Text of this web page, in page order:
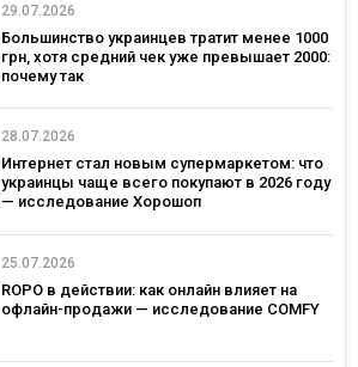
29.07.2026
Большинство украинцев тратит менее 1000
грн, хотя средний чек уже превышает 2000:
почему так
28.07.2026
Интернет стал новым супермаркетом: что
украинцы чаще всего покупают в 2026 году
— исследование Хорошоп
25.07.2026
ROPO в действии: как онлайн влияет на
офлайн-продажи — исследование COMFY